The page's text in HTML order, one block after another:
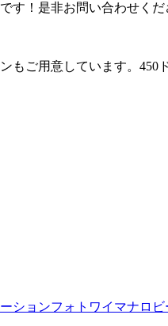
す！是非お問い合わせくだ
もご用意しています。450
ションフォト ワイマナロビ